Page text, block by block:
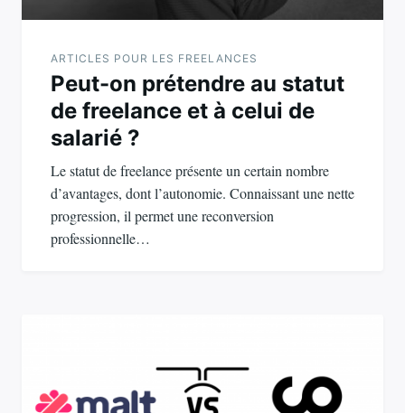
ARTICLES POUR LES FREELANCES
Peut-on prétendre au statut
de freelance et à celui de
salarié ?
Le statut de freelance présente un certain nombre
d’avantages, dont l’autonomie. Connaissant une nette
progression, il permet une reconversion
professionnelle…